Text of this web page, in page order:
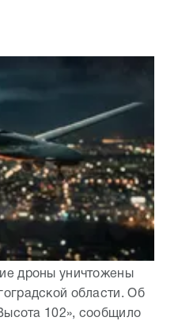
дроны уничтожены
области. Об
102», сообщило